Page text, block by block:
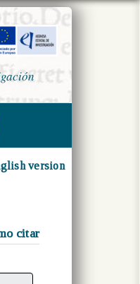
version
citar